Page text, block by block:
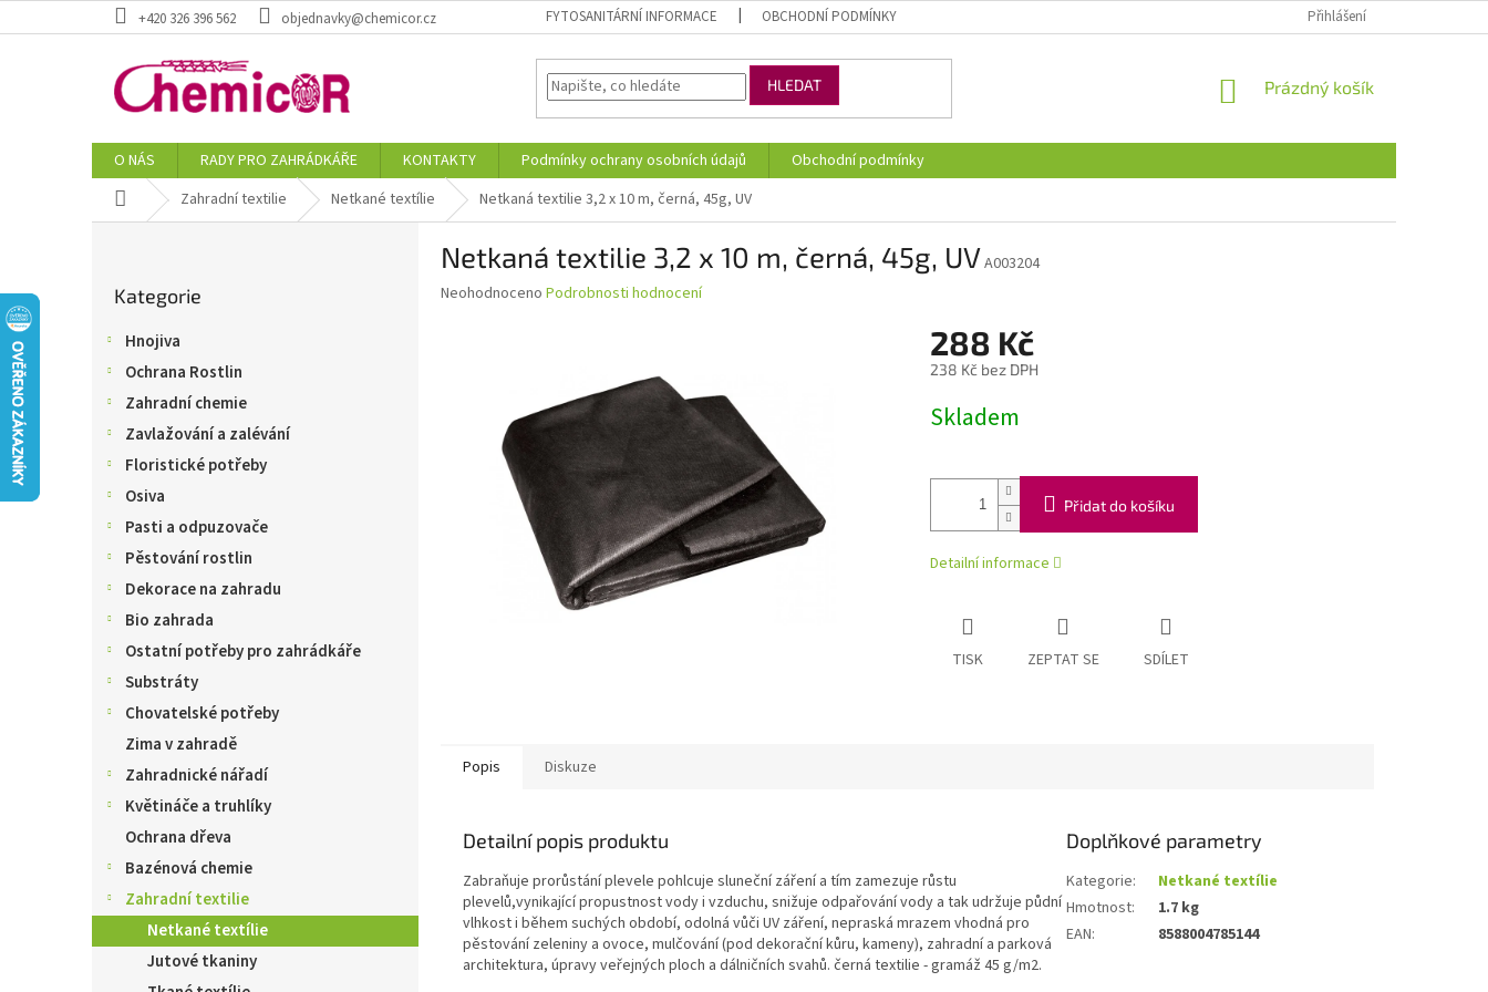
na
+420 326 396 562 objednavky@chemicor.cz FYTOSANITÁRNÍ INFORMACE OBCHODNÍ PODMÍNKY Přihlášení
HLEDAT
NÁKUPNÍ
Prázdný košík
O NÁS RADY PRO ZAHRÁDKÁŘE KONTAKTY Podmínky ochrany osobních údajů
Obchodní podmínky
Domů Zahradní textilie Netkané textílie Netkaná textilie 3,2 x 10 m, černá, 45g, UV
kategorie
Kategorie
Hnojiva
Ochrana Rostlin
Zahradní chemie
Zavlažování a zalévání
Floristické potřeby
Osiva
Pasti a odpuzovače
Pěstování rostlin
Dekorace na zahradu
Bio zahrada
Ostatní potřeby pro zahrádkáře
Substráty
Chovatelské potřeby
Zima v zahradě
Zahradnické nářadí
Květináče a truhlíky
Ochrana dřeva
Bazénová chemie
Zahradní textilie
Netkané textílie
Jutové tkaniny
Netkaná textilie 3,2 x 10 m, černá, 45g, UVA003204
Průměrné
hvězdiček.
Neohodnoceno Podrobnosti hodnocení
288 Kč
238 Kč bez DPH
cena:
Skladem
Přidat do košíku
Detailní informace
TISK ZEPTAT SE SDÍLET
Popis Diskuze
Detailní popis produktu
Zabraňuje prorůstání plevele pohlcuje sluneční záření a tím zamezuje růstu
plevelů,vynikající propustnost vody i vzduchu, snižuje odpařování vody a tak udržuje půdní
vlhkost i během suchých období, odolná vůči UV záření, nepraská mrazem vhodná pro
pěstování zeleniny a ovoce, mulčování (pod dekorační kůru, kameny), zahradní a parková
architektura, úpravy veřejných ploch a dálničních svahů. černá textilie - gramáž 45 g/m2.
Doplňkové parametry
Kategorie:
Netkané textílie
Hmotnost:
1.7 kg
EAN: 8588004785144